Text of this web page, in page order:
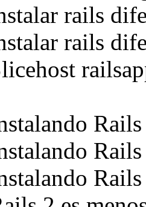
rails
rails